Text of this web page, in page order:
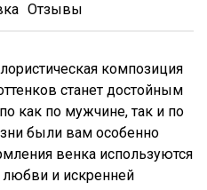
Отзывы
композиция
станет достойным
как по мужчине, так и по
были вам особенно
венка используются
и искренней